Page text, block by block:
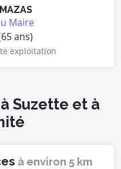
Maire
ans)
exploitation
Suzette et à
à environ 5 km